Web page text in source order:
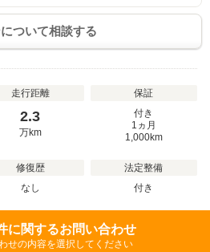
ついて相談する
走行距離
2.3
万km
保証
付き
1ヵ月
1,000km
修復歴
なし
法定整備
付き
に関するお問い合わせ
せの内容を選択してください